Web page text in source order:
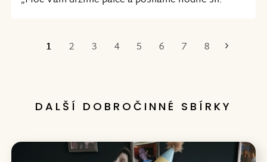
1 2 3 4 5 6 7 8
DALŠÍ DOBROČINNÉ SBÍRKY